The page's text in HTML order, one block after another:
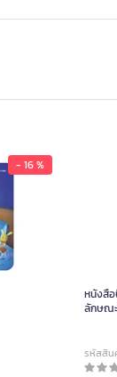
- 16 %
หนังสือ
ลักษณ
รหัสสิน